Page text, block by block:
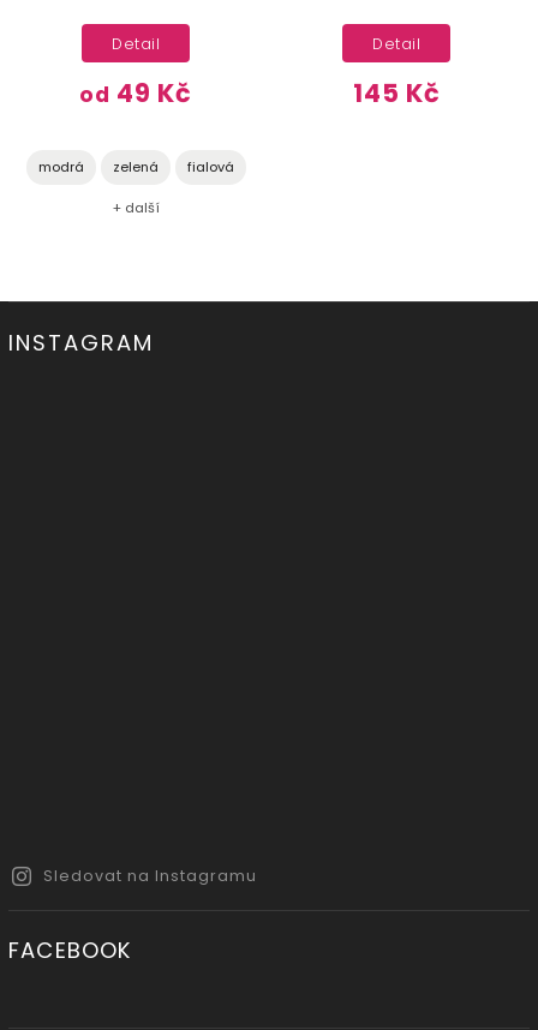
od 49 Kč
Detail
modrá zelená fialová
+ další
145 Kč
Detail
INSTAGRAM
Sledovat na Instagramu
FACEBOOK